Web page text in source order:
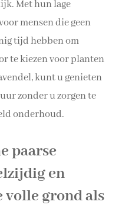
Met hun lage
mensen die geen
tijd hebben om
te kiezen voor planten
kunt u genieten
zonder u zorgen te
onderhoud.
paarse
en
volle grond als